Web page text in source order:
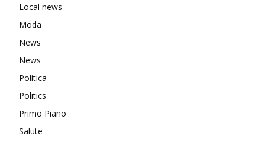
Local news
Moda
News
News
Politica
Politics
Primo Piano
Salute